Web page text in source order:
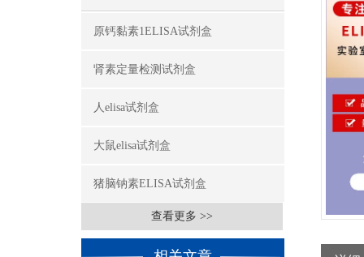
原钙黏素1ELISA试剂盒
肾素定量检测试剂盒
人elisa试剂盒
大鼠elisa试剂盒
猪脑钠素ELISA试剂盒
查看更多 >>